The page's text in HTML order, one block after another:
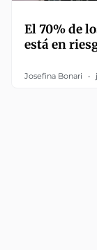
El 70% de
está en
Josefina Bonari